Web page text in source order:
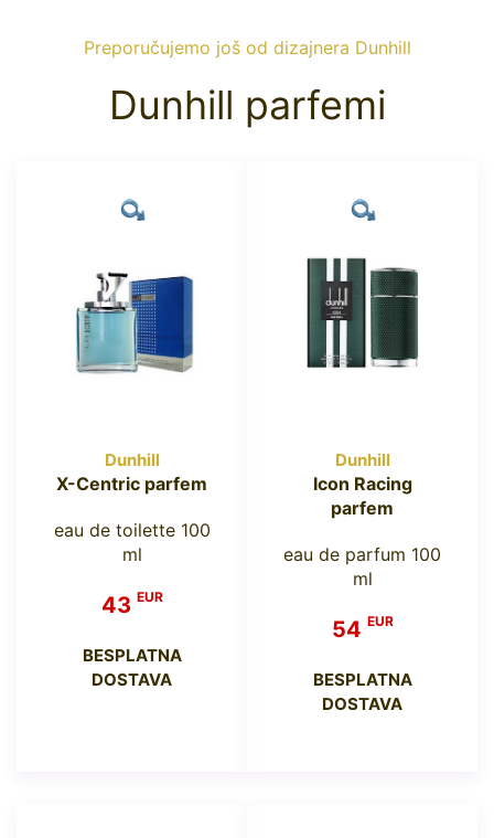
Preporučujemo još od dizajnera Dunhill
Dunhill parfemi
Dunhill
X-Centric parfem
eau de toilette 100
ml
43 EUR
BESPLATNA
DOSTAVA
Dunhill
Icon Racing
parfem
eau de parfum 100
ml
54 EUR
BESPLATNA
DOSTAVA